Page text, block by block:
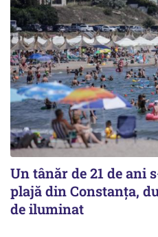
Un tânăr de 21 de ani
plajă din Constanța,
de iluminat